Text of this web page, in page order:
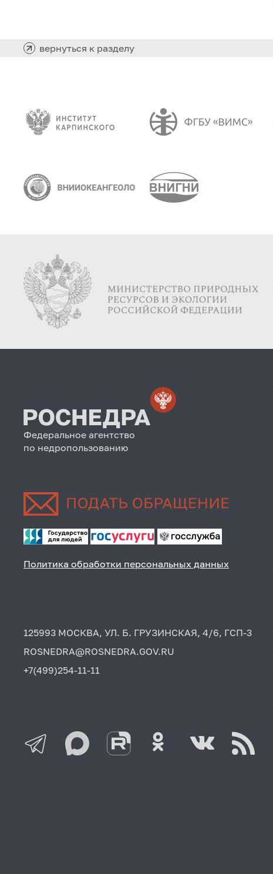
вернуться к разделу
Федеральное агентство
по недропользованию
Политика обработки персональных данных
125993 МОСКВА, УЛ. Б. ГРУЗИНСКАЯ, 4/6, ГСП-3
ROSNEDRA@ROSNEDRA.GOV.RU
+7(499)254-11-11